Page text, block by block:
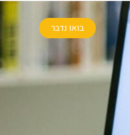
בואו נדבר